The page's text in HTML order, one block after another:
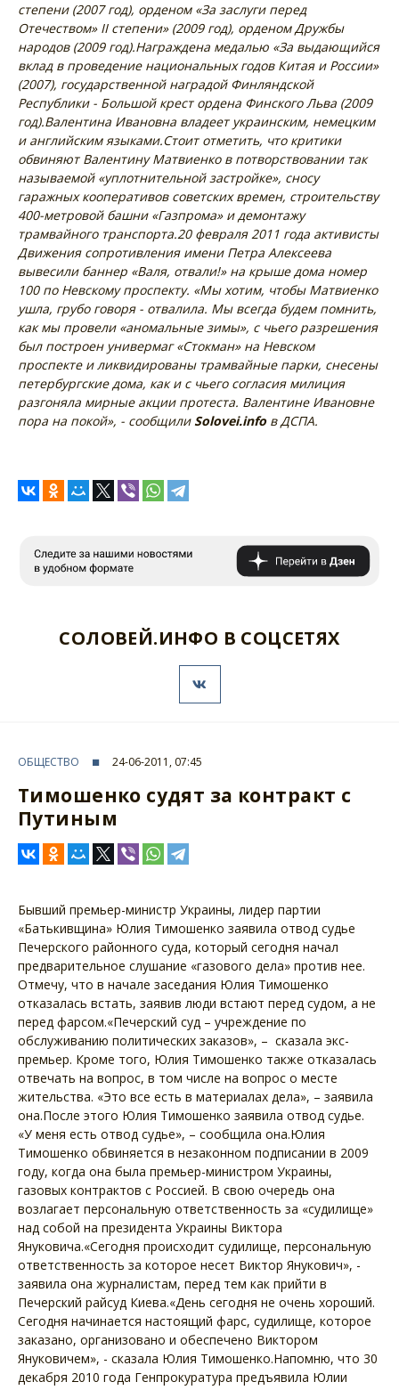
степени (2007 год), орденом «За заслуги перед
Отечеством» II степени» (2009 год), орденом Дружбы
народов (2009 год).Награждена медалью «За выдающийся
вклад в проведение национальных годов Китая и России»
(2007), государственной наградой Финляндской
Республики - Большой крест ордена Финского Льва (2009
год).Валентина Ивановна владеет украинским, немецким
и английским языками.Стоит отметить, что критики
обвиняют Валентину Матвиенко в потворствовании так
называемой «уплотнительной застройке», сносу
гаражных кооперативов советских времен, строительству
400-метровой башни «Газпрома» и демонтажу
трамвайного транспорта.20 февраля 2011 года активисты
Движения сопротивления имени Петра Алексеева
вывесили баннер «Валя, отвали!» на крыше дома номер
100 по Невскому проспекту. «Мы хотим, чтобы Матвиенко
ушла, грубо говоря - отвалила. Мы всегда будем помнить,
как мы провели «аномальные зимы», с чьего разрешения
был построен универмаг «Стокман» на Невском
проспекте и ликвидированы трамвайные парки, снесены
петербургские дома, как и с чьего согласия милиция
разгоняла мирные акции протеста. Валентине Ивановне
пора на покой», - сообщилиSolovei.infoв ДСПА.
СОЛОВЕЙ.ИНФО В СОЦСЕТЯХ
ОБЩЕСТВО 24-06-2011, 07:45
Тимошенко судят за контракт с
Путиным
Бывший премьер-министр Украины, лидер партии
«Батькивщина» Юлия Тимошенко заявила отвод судье
Печерского районного суда, который сегодня начал
предварительное слушание «газового дела» против нее.
Отмечу, что в начале заседания Юлия Тимошенко
отказалась встать, заявив люди встают перед судом, а не
перед фарсом.«Печерский суд – учреждение по
обслуживанию политических заказов», – сказала экс-
премьер. Кроме того, Юлия Тимошенко также отказалась
отвечать на вопрос, в том числе на вопрос о месте
жительства. «Это все есть в материалах дела», – заявила
она.После этого Юлия Тимошенко заявила отвод судье.
«У меня есть отвод судье», – сообщила она.Юлия
Тимошенко обвиняется в незаконном подписании в 2009
году, когда она была премьер-министром Украины,
газовых контрактов с Россией. В свою очередь она
возлагает персональную ответственность за «судилище»
над собой на президента Украины Виктора
Януковича.«Сегодня происходит судилище, персональную
ответственность за которое несет Виктор Янукович», -
заявила она журналистам, перед тем как прийти в
Печерский райсуд Киева.«День сегодня не очень хороший.
Сегодня начинается настоящий фарс, судилище, которое
заказано, организовано и обеспечено Виктором
Януковичем», - сказала Юлия Тимошенко.Напомню, что 30
декабря 2010 года Генпрокуратура предъявила Юлии